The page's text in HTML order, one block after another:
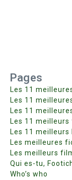
Pages
Les 11
Les 11
Les 11
Les 11
Les 11
Les meilleures
Les meilleurs
Qui es-tu,
Who’s who